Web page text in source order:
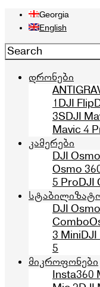
Georgia
English
დრონები
1DJI Flip
3SDJI
Mavic 4
კამერები
DJI
Osmo
5 ProDJI
DJI
Combo
3 MiniDJI
5
მიკროფონები
Insta360